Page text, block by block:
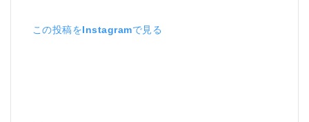
この投稿をInstagramで見る